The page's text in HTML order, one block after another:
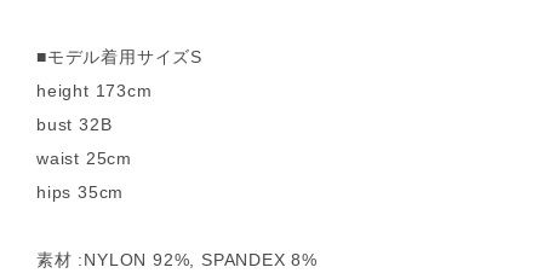
■モデル着用サイズS
height 173cm
bust 32B
waist 25cm
hips 35cm
素材 :NYLON 92%, SPANDEX 8%